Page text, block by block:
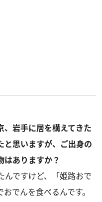
岩手に居を構えてきた
と思いますが、ご出身の
はありますか？
ですけど、「姫路おで
でんを食べるんです。